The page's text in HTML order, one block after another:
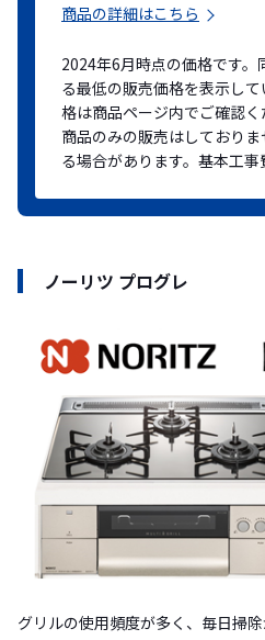
商品の詳細はこちら
2024年6月時点の価格です。
る最低の販売価格を表示し
格は商品ページ内でご確認く
商品のみの販売はしており
る場合があります。基本工事
ノーリツ プログレ
グリルの使用頻度が多く、毎日掃